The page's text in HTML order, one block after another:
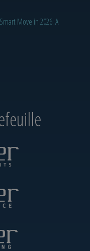
Move in 2026: A